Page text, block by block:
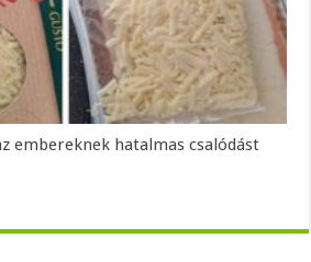
embereknek hatalmas csalódást